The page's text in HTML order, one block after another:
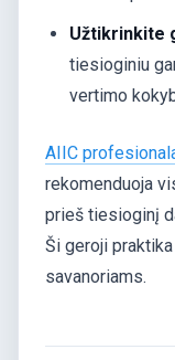
Užtikrinkite
tiesioginiu
vertimo
AIIC
rekomenduoja
prieš tiesioginį
Ši geroji
savanoriams.